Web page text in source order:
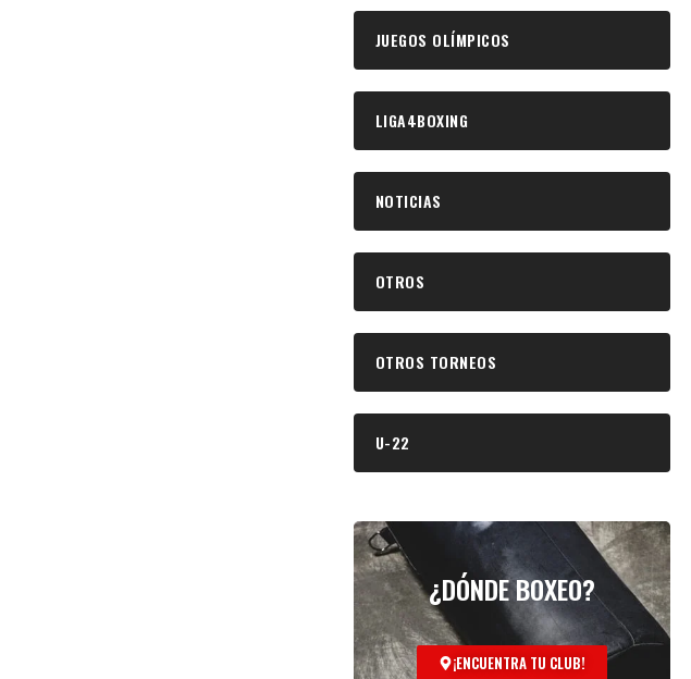
JUEGOS OLÍMPICOS
LIGA4BOXING
NOTICIAS
OTROS
OTROS TORNEOS
U-22
¿DÓNDE BOXEO?
¡ENCUENTRA TU CLUB!